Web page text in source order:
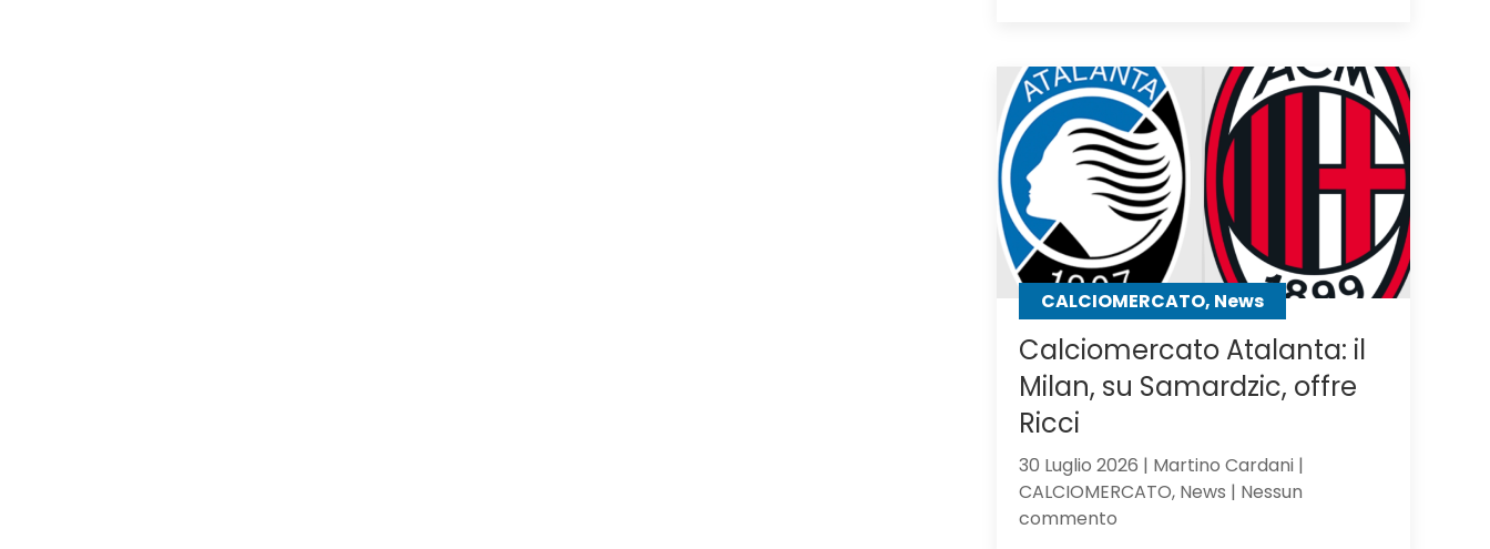
di
Sarri,
verso
l’Atalanta:
il
mister
lo
chiama
CALCIOMERCATO, News
Calciomercato Atalanta: il
Milan, su Samardzic, offre
Ricci
30 Luglio 2026 | Martino Cardani |
CALCIOMERCATO, News | Nessun
commentosu